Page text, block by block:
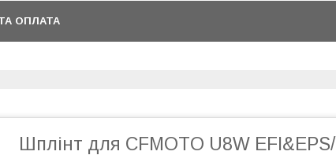
ОПЛАТА
Шплінт для CFMOTO U8W EFI&EPS/